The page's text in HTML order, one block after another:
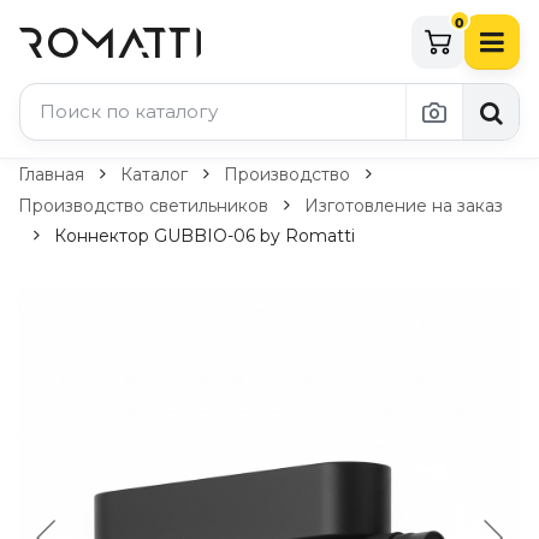
0
Каталог Romatti
Свет и освещение
Уличное освещение
Комплектующие
Главная Каталог
Производство
Производство светильников
Изготовление на заказ
Коннектор GUBBIO-06 by Romatti